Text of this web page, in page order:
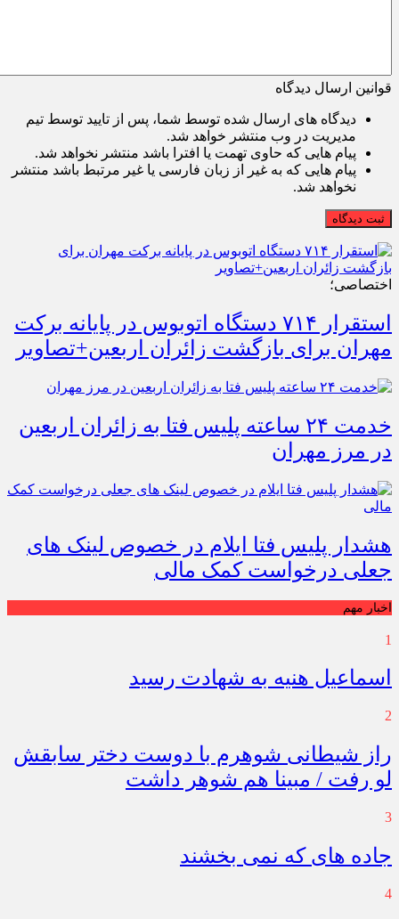
قوانین ارسال دیدگاه
دیدگاه های ارسال شده توسط شما، پس از تایید توسط تیم
مدیریت در وب منتشر خواهد شد.
پیام هایی که حاوی تهمت یا افترا باشد منتشر نخواهد شد.
پیام هایی که به غیر از زبان فارسی یا غیر مرتبط باشد منتشر
نخواهد شد.
ثبت دیدگاه
اختصاصی؛
استقرار ۷۱۴ دستگاه اتوبوس در پایانه برکت
مهران برای بازگشت زائران اربعین+تصاویر
خدمت ۲۴ ساعته پلیس فتا به زائران اربعین
در مرز مهران
هشدار پلیس فتا ایلام در خصوص لینک های
جعلی درخواست کمک مالی
اخبار مهم
1
اسماعیل هنیه به شهادت رسید
2
راز شیطانی شوهرم با دوست دختر سابقش
لو رفت / مبینا هم شوهر داشت
3
جاده های که نمی بخشند
4